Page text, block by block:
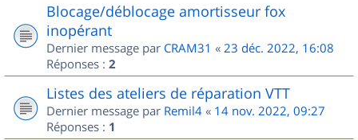
Blocage/déblocage amortisseur fox
inopérant
Dernier message par CRAM31 « 23 déc. 2022, 16:08
Réponses : 2
Listes des ateliers de réparation VTT
Dernier message par Remil4 « 14 nov. 2022, 09:27
Réponses : 1